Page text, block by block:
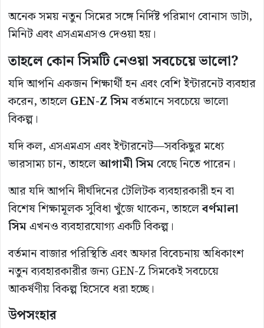
অনেক সময় নতুন সিমের সঙ্গে নির্দিষ্ট পরিমাণ বোনাস ডাটা,
মিনিট এবং এসএমএসও দেওয়া হয়।
তাহলে কোন সিমটি নেওয়া সবচেয়ে ভালো?
যদি আপনি একজন শিক্ষার্থী হন এবং বেশি ইন্টারনেট ব্যবহার
করেন, তাহলেGEN-Z সিমবর্তমানে সবচেয়ে ভালো
বিকল্প।
যদি কল, এসএমএস এবং ইন্টারনেট—সবকিছুর মধ্যে
ভারসাম্য চান, তাহলেআগামী সিমবেছে নিতে পারেন।
আর যদি আপনি দীর্ঘদিনের টেলিটক ব্যবহারকারী হন বা
বিশেষ শিক্ষামূলক সুবিধা খুঁজে থাকেন, তাহলেবর্ণমালা
সিমএখনও ব্যবহারযোগ্য একটি বিকল্প।
বর্তমান বাজার পরিস্থিতি এবং অফার বিবেচনায় অধিকাংশ
নতুন ব্যবহারকারীর জন্য GEN-Z সিমকেই সবচেয়ে
আকর্ষণীয় বিকল্প হিসেবে ধরা হচ্ছে।
উপসংহার